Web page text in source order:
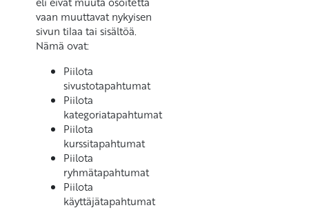
vaan muuttavat nykyisen
sivun tilaa tai sisältöä.
Nämä ovat:
Piilota
sivustotapahtumat
Piilota
kategoriatapahtumat
Piilota
kurssitapahtumat
Piilota
ryhmätapahtumat
Piilota
käyttäjätapahtumat